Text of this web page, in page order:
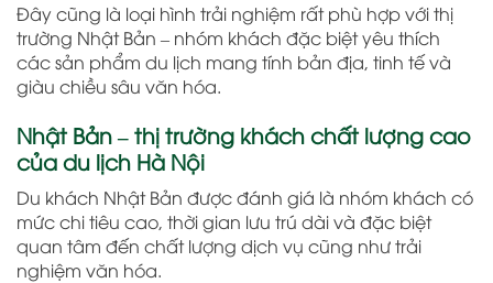
Đây cũng là loại hình trải nghiệm rất phù hợp với thị
trường Nhật Bản – nhóm khách đặc biệt yêu thích
các sản phẩm du lịch mang tính bản địa, tinh tế và
giàu chiều sâu văn hóa.
Nhật Bản – thị trường khách chất lượng cao
của du lịch Hà Nội
Du khách Nhật Bản được đánh giá là nhóm khách có
mức chi tiêu cao, thời gian lưu trú dài và đặc biệt
quan tâm đến chất lượng dịch vụ cũng như trải
nghiệm văn hóa.